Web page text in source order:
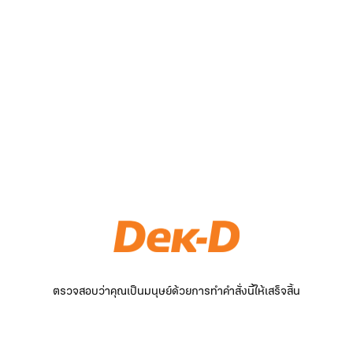
ตรวจสอบว่าคุณเป็นมนุษย์ด้วยการทำคำสั่งนี้ให้เสร็จสิ้น